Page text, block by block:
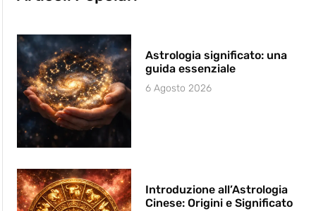
Astrologia significato: una
guida essenziale
6 Agosto 2026
Introduzione all’Astrologia
Cinese: Origini e Significato